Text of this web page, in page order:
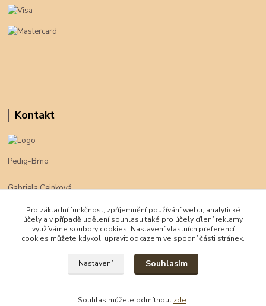
Kontakt
Pedig-Brno
Gabriela Cejnková
klimpe@klimpe.cz
Pro základní funkčnost, zpříjemnění používání webu, analytické
účely a v případě udělení souhlasu také pro účely cílení reklamy
využíváme soubory cookies. Nastavení vlastních preferencí
cookies můžete kdykoli upravit odkazem ve spodní části stránek.
Nastavení Souhlasím
Souhlas můžete odmítnout zde.